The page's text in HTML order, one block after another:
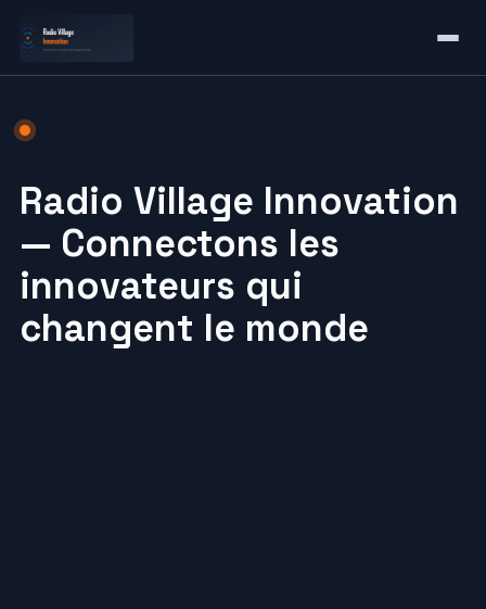
Radio Village Innovation
— Connectons les
innovateurs qui
changent le monde